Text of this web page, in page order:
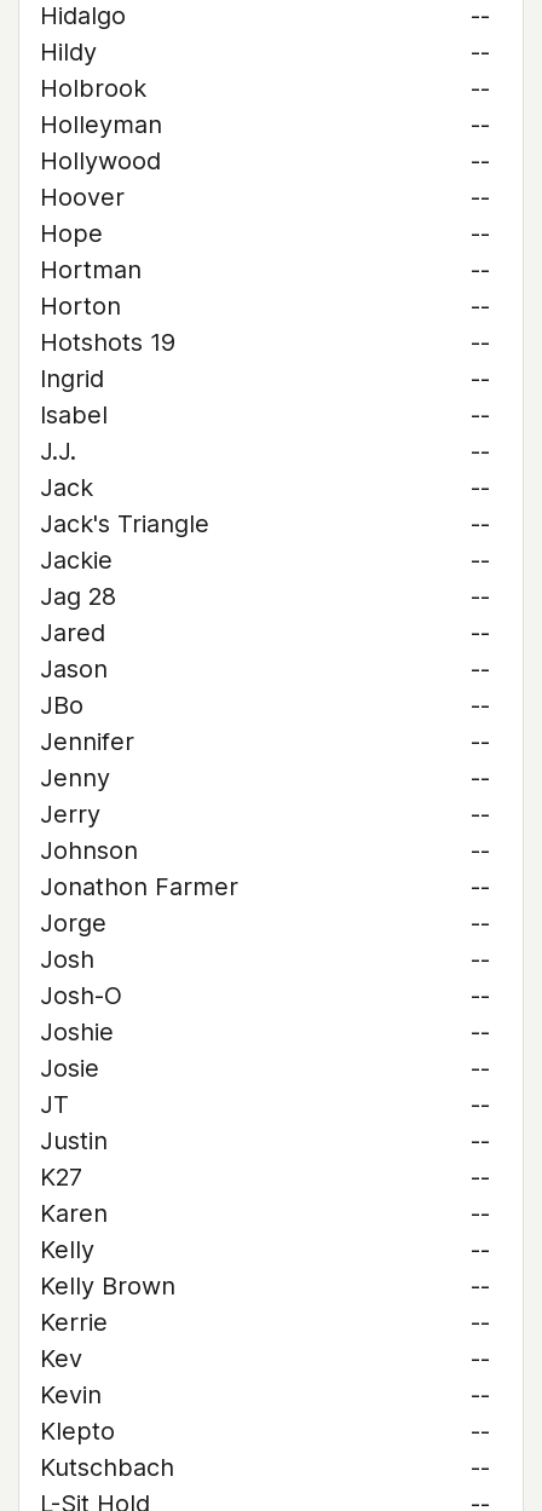
Hidalgo
--
Hildy
--
Holbrook
--
Holleyman
--
Hollywood
--
Hoover
--
Hope
--
Hortman
--
Horton
--
Hotshots 19
--
Ingrid
--
Isabel
--
J.J.
--
Jack
--
Jack's Triangle
--
Jackie
--
Jag 28
--
Jared
--
Jason
--
JBo
--
Jennifer
--
Jenny
--
Jerry
--
Johnson
--
Jonathon Farmer
--
Jorge
--
Josh
--
Josh-O
--
Joshie
--
Josie
--
JT
--
Justin
--
K27
--
Karen
--
Kelly
--
Kelly Brown
--
Kerrie
--
Kev
--
Kevin
--
Klepto
--
Kutschbach
--
L-Sit Hold
--